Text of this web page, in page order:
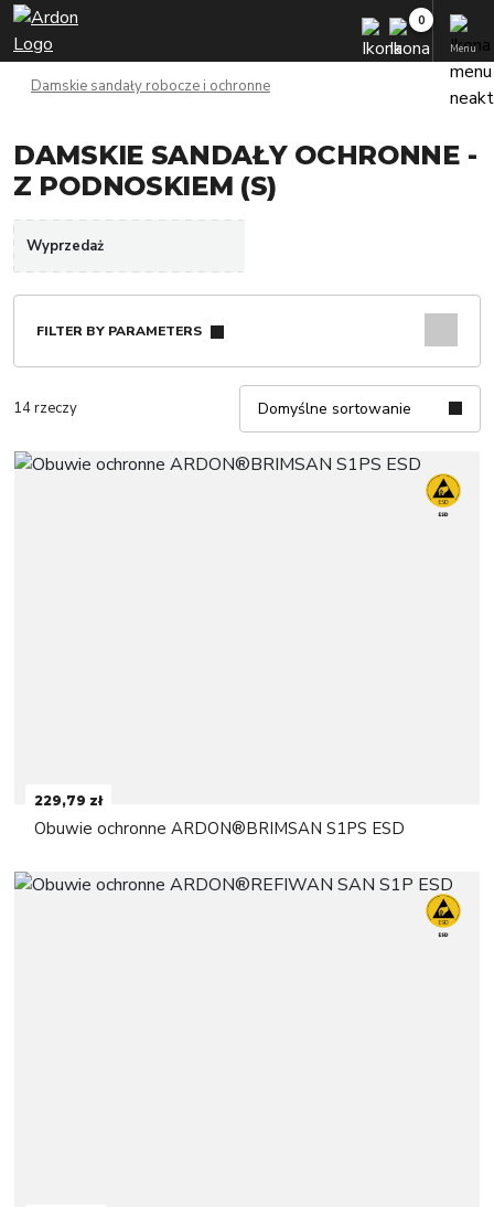
Menu
Damskie sandały robocze i ochronne
DAMSKIE SANDAŁY OCHRONNE -
Z PODNOSKIEM (S)
Wyprzedaż
FILTER BY PARAMETERS
14 rzeczy Domyślne sortowanie
229,79 zł
Obuwie ochronne ARDON®BRIMSAN S1PS ESD